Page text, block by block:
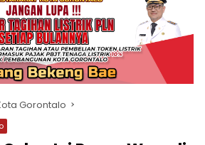
Gorontalo